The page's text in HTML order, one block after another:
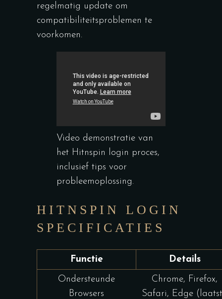
regelmatig update om
compatibiliteitsproblemen te
voorkomen.
Video demonstratie van
het Hitnspin login proces,
inclusief tips voor
probleemoplossing.
HITNSPIN LOGIN
SPECIFICATIES
Functie Details
Ondersteunde
Browsers
Chrome, Firefox,
Safari, Edge